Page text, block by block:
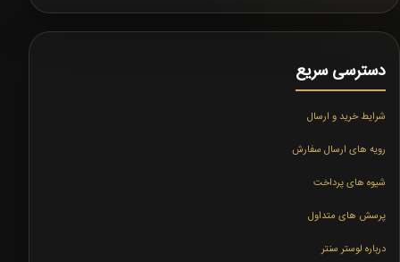
دسترسی سریع
شرایط خرید و ارسال
رویه های ارسال سفارش
شیوه های پرداخت
پرسش های متداول
درباره لوستر سنتر